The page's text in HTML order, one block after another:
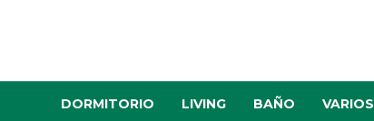
DORMITORIO LIVING BAÑO VARIOS